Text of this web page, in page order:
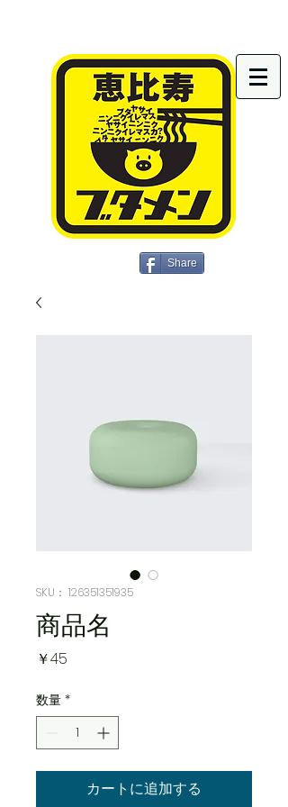
Share
SKU： 126351351935
商品名
￥45
数量 *
カートに追加する